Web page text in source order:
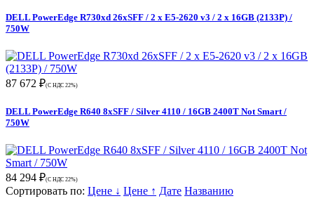
DELL PowerEdge R730xd 26xSFF / 2 x E5-2620 v3 / 2 x 16GB (2133P) /
750W
87 672 ₽(С НДС 22%)
DELL PowerEdge R640 8xSFF / Silver 4110 / 16GB 2400T Not Smart /
750W
84 294 ₽(С НДС 22%)
Сортировать по: Цене ↓ Цене ↑ Дате Названию